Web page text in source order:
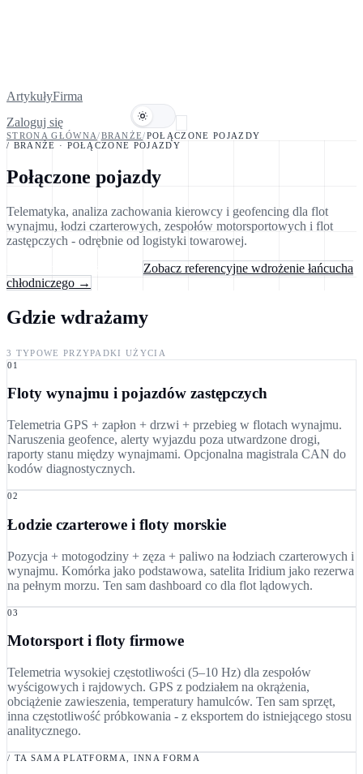
ArtykułyFirma
Zaloguj się
STRONA GŁÓWNA/BRANŻE/POŁĄCZONE POJAZDY
/ BRANŻE · POŁĄCZONE POJAZDY
Połączone pojazdy
Telematyka, analiza zachowania kierowcy i geofencing dla flot
wynajmu, łodzi czarterowych, zespołów motorsportowych i flot
zastępczych - odrębnie od logistyki towarowej.
Zobacz referencyjne wdrożenie łańcucha
chłodniczego →
Gdzie wdrażamy
3 TYPOWE PRZYPADKI UŻYCIA
01
Floty wynajmu i pojazdów zastępczych
Telemetria GPS + zapłon + drzwi + przebieg w flotach wynajmu.
Naruszenia geofence, alerty wyjazdu poza utwardzone drogi,
raporty stanu między wynajmami. Opcjonalna magistrala CAN do
kodów diagnostycznych.
02
Łodzie czarterowe i floty morskie
Pozycja + motogodziny + zęza + paliwo na łodziach czarterowych i
wynajmu. Komórka jako podstawowa, satelita Iridium jako rezerwa
na pełnym morzu. Ten sam dashboard co dla flot lądowych.
03
Motorsport i floty firmowe
Telemetria wysokiej częstotliwości (5–10 Hz) dla zespołów
wyścigowych i rajdowych. GPS z podziałem na okrążenia,
obciążenie zawieszenia, temperatury hamulców. Ten sam sprzęt,
inna częstotliwość próbkowania - z eksportem do istniejącego stosu
analitycznego.
/ TA SAMA PLATFORMA, INNA FORMA